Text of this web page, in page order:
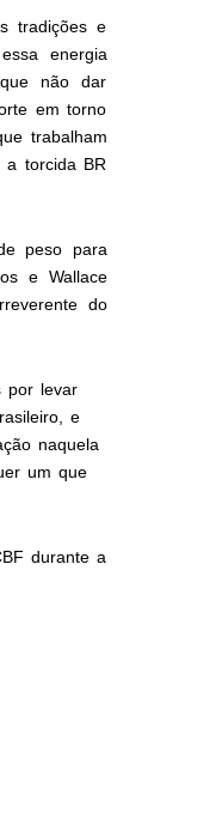
tradições e
energia
não dar
em torno
trabalham
torcida BR
peso para
e Wallace
do
por levar
e
naquela
um que
durante a